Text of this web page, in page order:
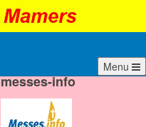
Menu
messes-info